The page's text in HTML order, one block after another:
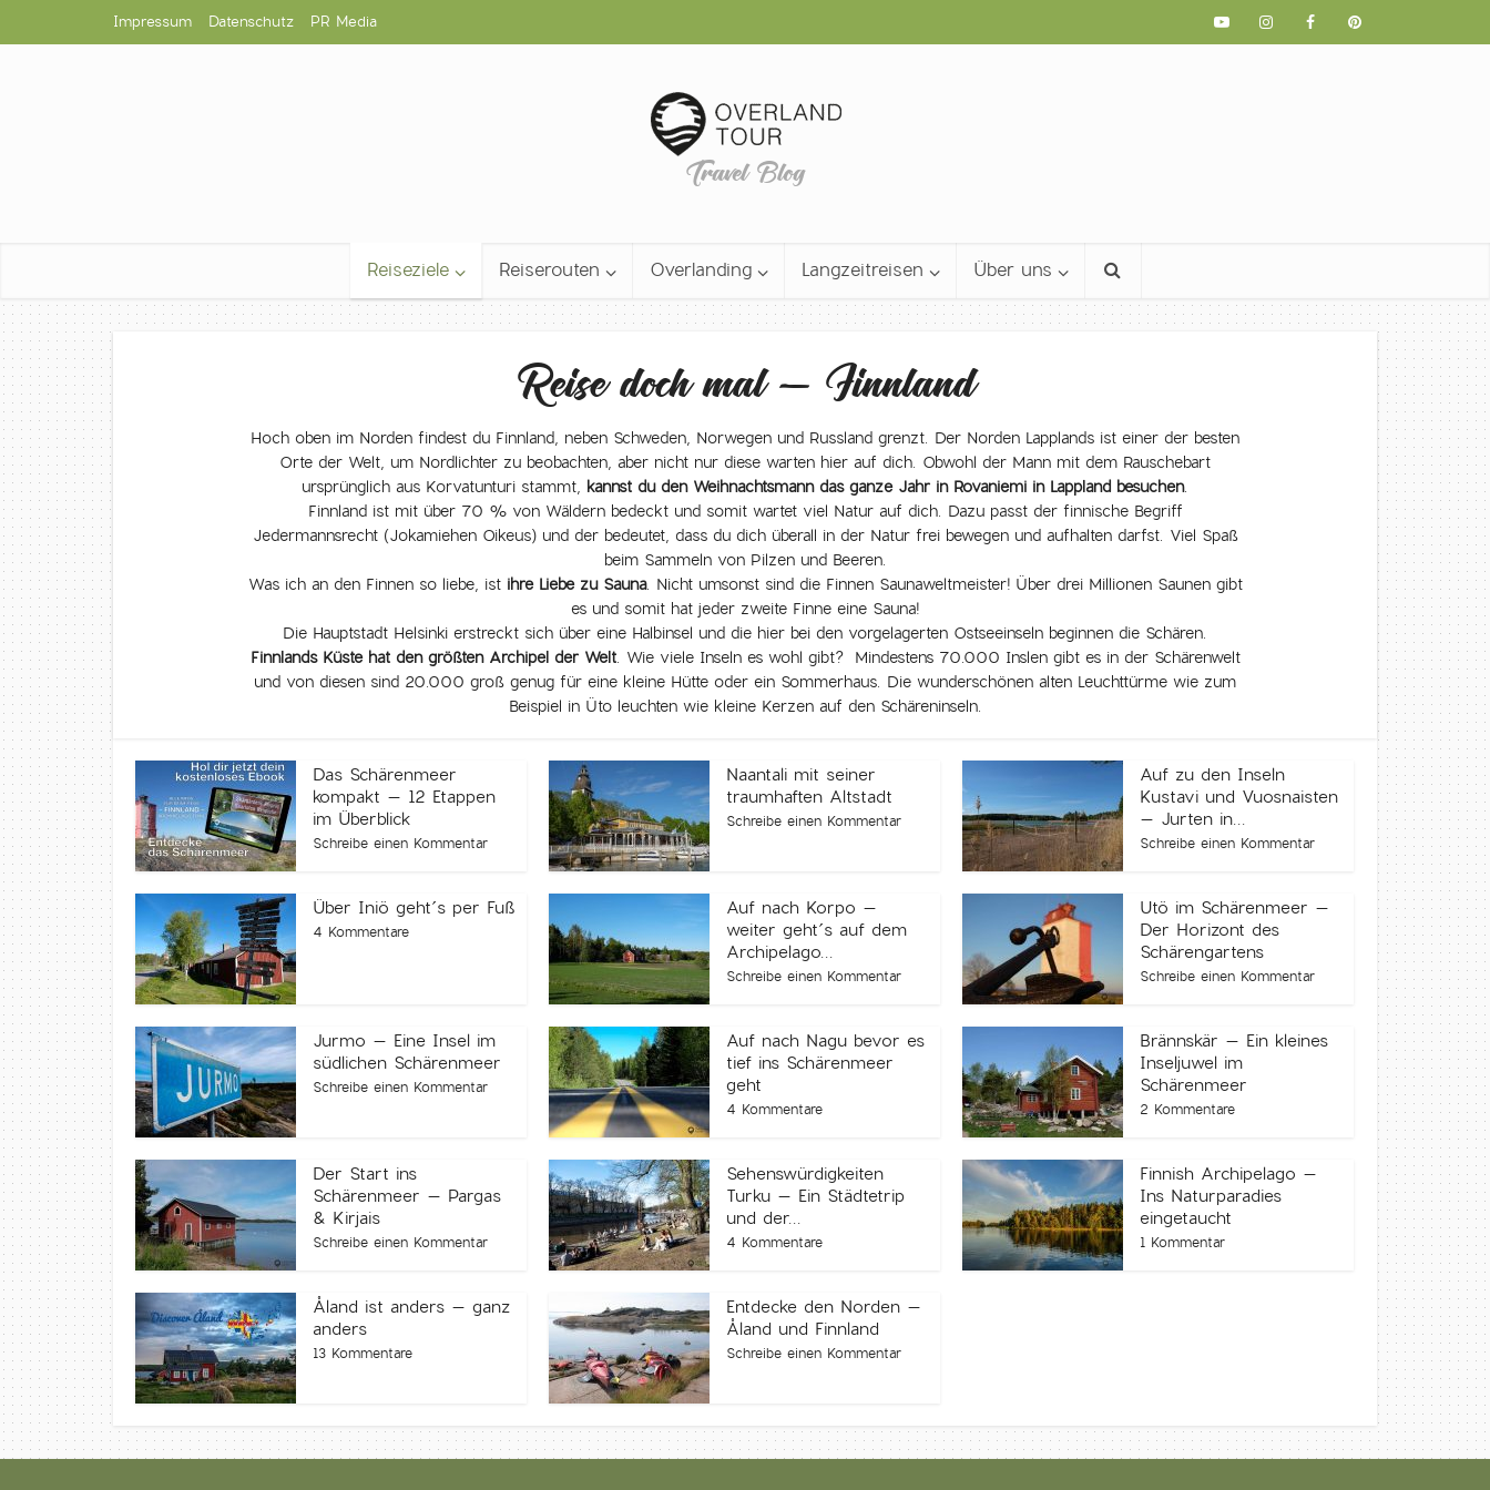
Impressum Datenschutz PR Media
Travel Blog
Reiseziele Reiserouten Overlanding Langzeitreisen Über uns
Reise doch mal – Finnland
Hoch oben im Norden findest du Finnland, neben Schweden, Norwegen und Russland grenzt. Der Norden Lapplands ist einer der besten
Orte der Welt, um Nordlichter zu beobachten, aber nicht nur diese warten hier auf dich. Obwohl der Mann mit dem Rauschebart
ursprünglich aus Korvatunturi stammt, kannst du den Weihnachtsmann das ganze Jahr in Rovaniemi in Lappland besuchen.
Finnland ist mit über 70 % von Wäldern bedeckt und somit wartet viel Natur auf dich. Dazu passt der finnische Begriff
Jedermannsrecht (Jokamiehen Oikeus) und der bedeutet, dass du dich überall in der Natur frei bewegen und aufhalten darfst. Viel Spaß
beim Sammeln von Pilzen und Beeren.
Was ich an den Finnen so liebe, ist ihre Liebe zu Sauna. Nicht umsonst sind die Finnen Saunaweltmeister! Über drei Millionen Saunen gibt
es und somit hat jeder zweite Finne eine Sauna!
Die Hauptstadt Helsinki erstreckt sich über eine Halbinsel und die hier bei den vorgelagerten Ostseeinseln beginnen die Schären.
Finnlands Küste hat den größten Archipel der Welt. Wie viele Inseln es wohl gibt? Mindestens 70.000 Inslen gibt es in der Schärenwelt
und von diesen sind 20.000 groß genug für eine kleine Hütte oder ein Sommerhaus. Die wunderschönen alten Leuchttürme wie zum
Beispiel in Üto leuchten wie kleine Kerzen auf den Schäreninseln.
Das Schärenmeer
kompakt – 12 Etappen
im Überblick
Schreibe einen Kommentar
Naantali mit seiner
traumhaften Altstadt
Schreibe einen Kommentar
Auf zu den Inseln
Kustavi und Vuosnaisten
– Jurten in...
Schreibe einen Kommentar
Über Iniö geht´s per Fuß
4 Kommentare
Auf nach Korpo –
weiter geht´s auf dem
Archipelago...
Schreibe einen Kommentar
Utö im Schärenmeer –
Der Horizont des
Schärengartens
Schreibe einen Kommentar
Jurmo – Eine Insel im
südlichen Schärenmeer
Schreibe einen Kommentar
Auf nach Nagu bevor es
tief ins Schärenmeer
geht
4 Kommentare
Brännskär – Ein kleines
Inseljuwel im
Schärenmeer
2 Kommentare
Der Start ins
Schärenmeer – Pargas
& Kirjais
Schreibe einen Kommentar
Sehenswürdigkeiten
Turku – Ein Städtetrip
und der...
4 Kommentare
Finnish Archipelago –
Ins Naturparadies
eingetaucht
1 Kommentar
Åland ist anders – ganz
anders
13 Kommentare
Entdecke den Norden –
Åland und Finnland
Schreibe einen Kommentar